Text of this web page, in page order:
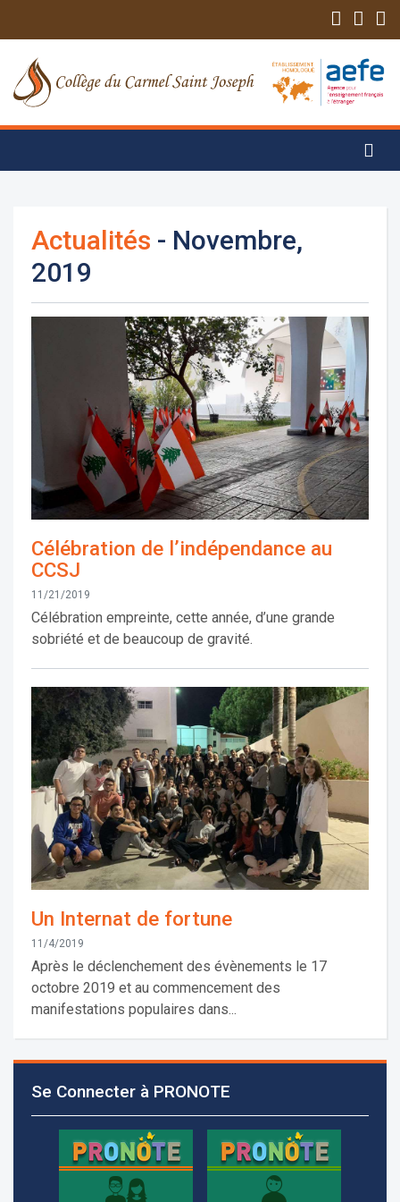
Actualités - Novembre,
2019
Célébration de l’indépendance au
CCSJ
11/21/2019
Célébration empreinte, cette année, d’une grande
sobriété et de beaucoup de gravité.
Un Internat de fortune
11/4/2019
Après le déclenchement des évènements le 17
octobre 2019 et au commencement des
manifestations populaires dans...
Se Connecter à PRONOTE
2026-2027 sont reçues à la direction de
l'établissement selon des rendez-vous fixés à
+961 25 601 171
+961 25 601 172
+961 3 669 641